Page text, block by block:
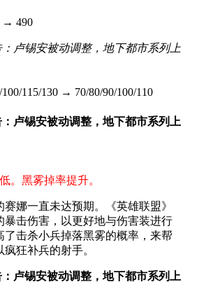
490
115/130 → 70/80/90/100/110
。黑雾掉率提升。
一直未达预期。《英雄联盟》
暴击伤害，以更好地与伤害装进行
了击杀小兵掉落黑雾的概率，来帮
狂补兵的射手。